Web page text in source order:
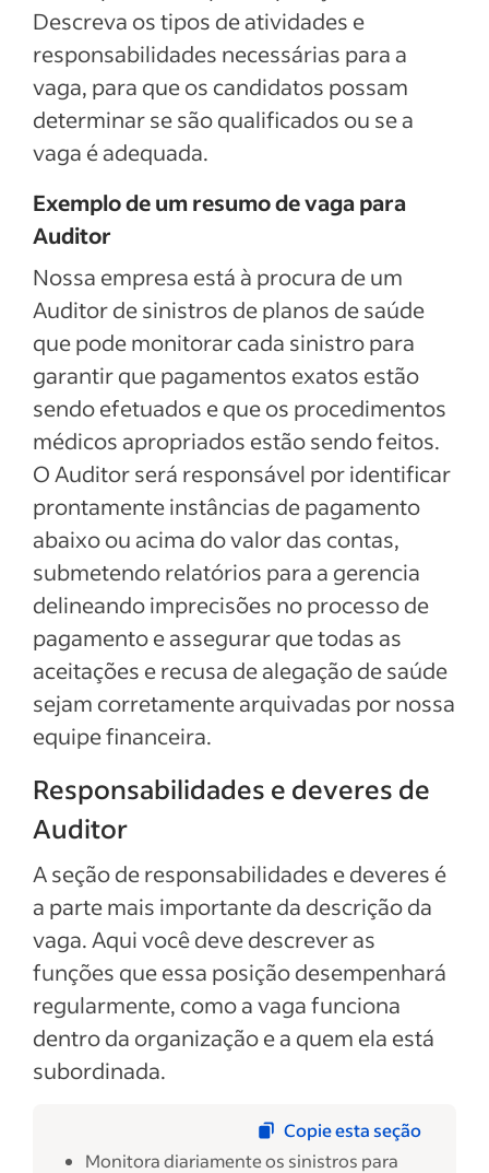
Descreva os tipos de atividades e
responsabilidades necessárias para a
vaga, para que os candidatos possam
determinar se são qualificados ou se a
vaga é adequada.
Exemplo de um resumo de vaga para
Auditor
Nossa empresa está à procura de um
Auditor de sinistros de planos de saúde
que pode monitorar cada sinistro para
garantir que pagamentos exatos estão
sendo efetuados e que os procedimentos
médicos apropriados estão sendo feitos.
O Auditor será responsável por identificar
prontamente instâncias de pagamento
abaixo ou acima do valor das contas,
submetendo relatórios para a gerencia
delineando imprecisões no processo de
pagamento e assegurar que todas as
aceitações e recusa de alegação de saúde
sejam corretamente arquivadas por nossa
equipe financeira.
Responsabilidades e deveres de
Auditor
A seção de responsabilidades e deveres é
a parte mais importante da descrição da
vaga. Aqui você deve descrever as
funções que essa posição desempenhará
regularmente, como a vaga funciona
dentro da organização e a quem ela está
subordinada.
Copie esta seção
Monitora diariamente os sinistros para